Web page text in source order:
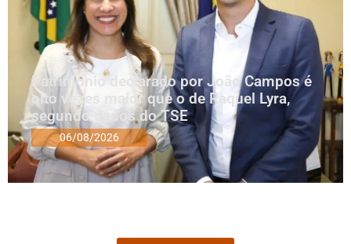
Patrimônio declarado por João Campos é
oito vezes maior que o de Raquel Lyra,
segundo dados do TSE
06/08/2026